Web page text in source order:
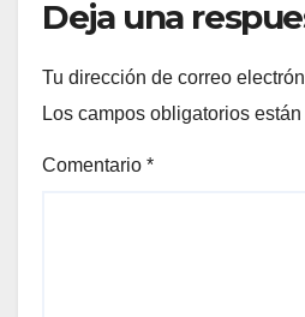
Deja una
Tu dirección de correo
Los campos obligatorios
Comentario *